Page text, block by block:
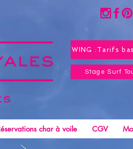
WING :Tarifs
Stage Surf
char à voile CGV